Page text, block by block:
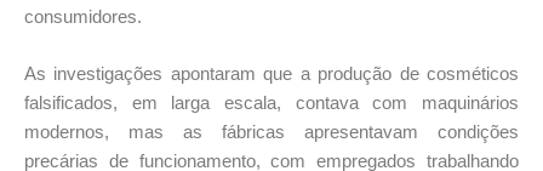
consumidores.
As investigações apontaram que a produção de cosméticos
falsificados, em larga escala, contava com maquinários
modernos, mas as fábricas apresentavam condições
precárias de funcionamento, com empregados trabalhando